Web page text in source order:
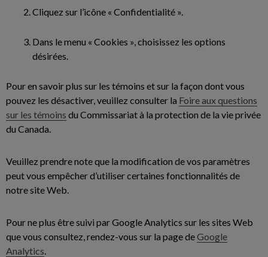
Cliquez sur l’icône « Confidentialité ».
Dans le menu « Cookies », choisissez les options
désirées.
Pour en savoir plus sur les témoins et sur la façon dont vous
pouvez les désactiver, veuillez consulter la Foire aux questions
sur les témoins du Commissariat à la protection de la vie privée
du Canada.
Veuillez prendre note que la modification de vos paramètres
peut vous empêcher d’utiliser certaines fonctionnalités de
notre site Web.
Pour ne plus être suivi par Google Analytics sur les sites Web
que vous consultez, rendez-vous sur la page deGoogle
Analytics.